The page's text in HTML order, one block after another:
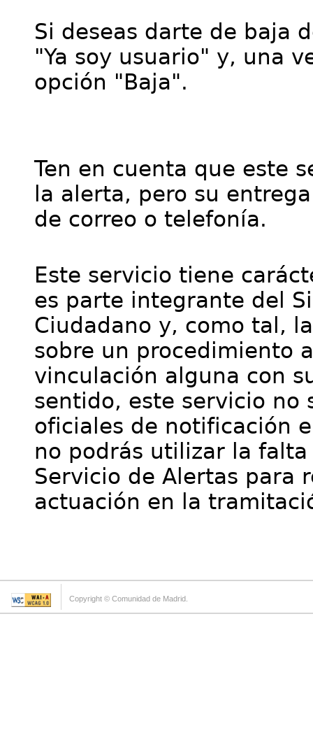
Si deseas darte de baja
"Ya soy usuario" y, una
opción "Baja".
Ten en cuenta que este
la alerta, pero su
de correo o telefonía.
Este servicio tiene
es parte integrante del
Ciudadano y, como tal,
sobre un procedimiento
vinculación alguna con
sentido, este servicio no
oficiales de notificación
no podrás utilizar la
Servicio de Alertas para
actuación en la
Copyright © Comunidad de Madrid.